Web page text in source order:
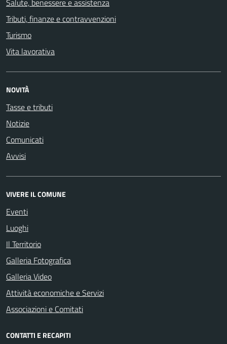
Salute, benessere e assistenza
Tributi, finanze e contravvenzioni
Turismo
Vita lavorativa
NOVITÀ
Tasse e tributi
Notizie
Comunicati
Avvisi
VIVERE IL COMUNE
Eventi
Luoghi
Il Territorio
Galleria Fotografica
Galleria Video
Attività economiche e Servizi
Associazioni e Comitati
CONTATTI E RECAPITI